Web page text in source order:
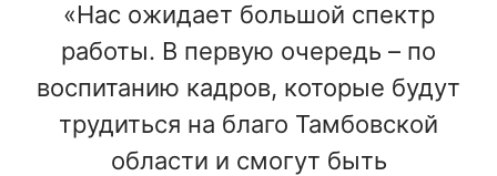
«Нас ожидает большой спектр
работы. В первую очередь – по
воспитанию кадров, которые будут
трудиться на благо Тамбовской
области и смогут быть